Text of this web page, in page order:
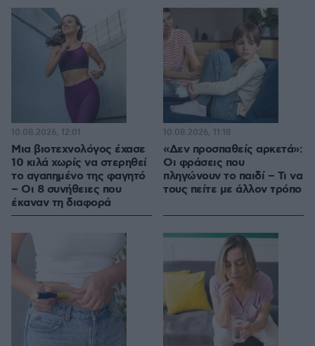
Μια βιοτεχνολόγος έχασε
10 κιλά χωρίς να στερηθεί
το αγαπημένο της φαγητό
– Οι 8 συνήθειες που
έκαναν τη διαφορά
10.08.2026, 12:01
«Δεν προσπαθείς αρκετά»:
Οι φράσεις που
πληγώνουν το παιδί – Τι να
τους πείτε με άλλον τρόπο
10.08.2026, 11:18